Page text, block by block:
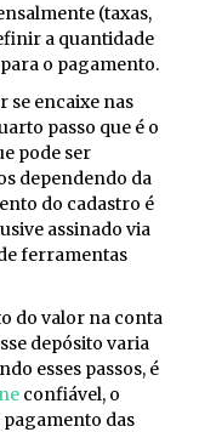
(taxas,
a quantidade
o pagamento.
se encaixe nas
passo que é o
pode ser
dependendo da
do cadastro é
assinado via
ferramentas
do valor na conta
depósito varia
esses passos, é
confiável, o
das